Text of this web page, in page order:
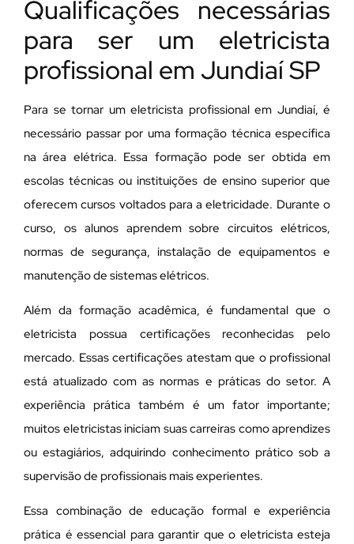
Qualificações necessárias
para ser um eletricista
profissional em Jundiaí SP
Para se tornar um eletricista profissional em Jundiaí, é
necessário passar por uma formação técnica específica
na área elétrica. Essa formação pode ser obtida em
escolas técnicas ou instituições de ensino superior que
oferecem cursos voltados para a eletricidade. Durante o
curso, os alunos aprendem sobre circuitos elétricos,
normas de segurança, instalação de equipamentos e
manutenção de sistemas elétricos.
Além da formação acadêmica, é fundamental que o
eletricista possua certificações reconhecidas pelo
mercado. Essas certificações atestam que o profissional
está atualizado com as normas e práticas do setor. A
experiência prática também é um fator importante;
muitos eletricistas iniciam suas carreiras como aprendizes
ou estagiários, adquirindo conhecimento prático sob a
supervisão de profissionais mais experientes.
Essa combinação de educação formal e experiência
prática é essencial para garantir que o eletricista esteja